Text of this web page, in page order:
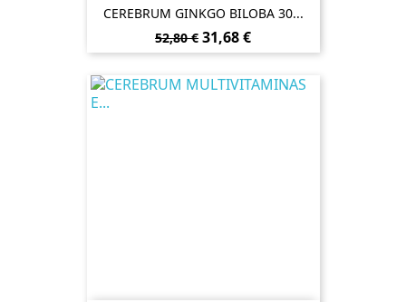
CEREBRUM GINKGO BILOBA 30...
Preço
normal
52,80 € Preço
31,68 €